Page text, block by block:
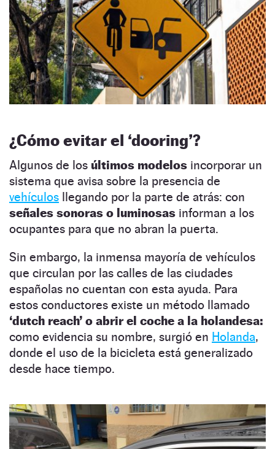
¿Cómo evitar el ‘dooring’?
Algunos de los últimos modelos incorporar un
sistema que avisa sobre la presencia de
vehículos llegando por la parte de atrás: con
señales sonoras o luminosas informan a los
ocupantes para que no abran la puerta.
Sin embargo, la inmensa mayoría de vehículos
que circulan por las calles de las ciudades
españolas no cuentan con esta ayuda. Para
estos conductores existe un método llamado
‘dutch reach’ o abrir el coche a la holandesa:
como evidencia su nombre, surgió en Holanda,
donde el uso de la bicicleta está generalizado
desde hace tiempo.